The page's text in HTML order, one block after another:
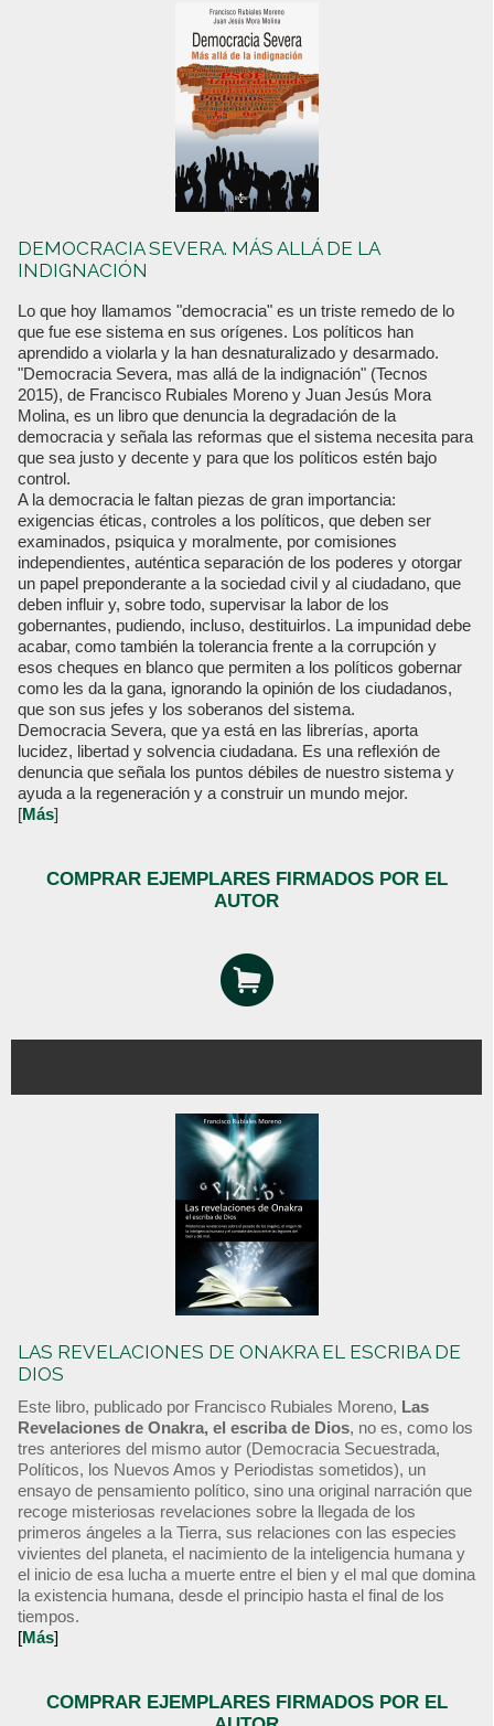
DEMOCRACIA SEVERA. MÁS ALLÁ DE LA
INDIGNACIÓN
Lo que hoy llamamos "democracia" es un triste remedo de lo
que fue ese sistema en sus orígenes. Los políticos han
aprendido a violarla y la han desnaturalizado y desarmado.
"Democracia Severa, mas allá de la indignación" (Tecnos
2015), de Francisco Rubiales Moreno y Juan Jesús Mora
Molina, es un libro que denuncia la degradación de la
democracia y señala las reformas que el sistema necesita para
que sea justo y decente y para que los políticos estén bajo
control.
A la democracia le faltan piezas de gran importancia:
exigencias éticas, controles a los políticos, que deben ser
examinados, psiquica y moralmente, por comisiones
independientes, auténtica separación de los poderes y otorgar
un papel preponderante a la sociedad civil y al ciudadano, que
deben influir y, sobre todo, supervisar la labor de los
gobernantes, pudiendo, incluso, destituirlos. La impunidad debe
acabar, como también la tolerancia frente a la corrupción y
esos cheques en blanco que permiten a los políticos gobernar
como les da la gana, ignorando la opinión de los ciudadanos,
que son sus jefes y los soberanos del sistema.
Democracia Severa, que ya está en las librerías, aporta
lucidez, libertad y solvencia ciudadana. Es una reflexión de
denuncia que señala los puntos débiles de nuestro sistema y
ayuda a la regeneración y a construir un mundo mejor.
[Más]
COMPRAR EJEMPLARES FIRMADOS POR EL
AUTOR
LAS REVELACIONES DE ONAKRA EL ESCRIBA DE
DIOS
Este libro, publicado por Francisco Rubiales Moreno, Las
Revelaciones de Onakra, el escriba de Dios, no es, como los
tres anteriores del mismo autor (Democracia Secuestrada,
Políticos, los Nuevos Amos y Periodistas sometidos), un
ensayo de pensamiento político, sino una original narración que
recoge misteriosas revelaciones sobre la llegada de los
primeros ángeles a la Tierra, sus relaciones con las especies
vivientes del planeta, el nacimiento de la inteligencia humana y
el inicio de esa lucha a muerte entre el bien y el mal que domina
la existencia humana, desde el principio hasta el final de los
tiempos.
[Más]
COMPRAR EJEMPLARES FIRMADOS POR EL